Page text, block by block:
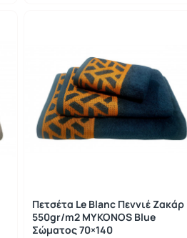
Πετσέτα Le Blanc Πεννιέ Ζακάρ
550gr/m2 MYKONOS Blue
Σώματος 70×140